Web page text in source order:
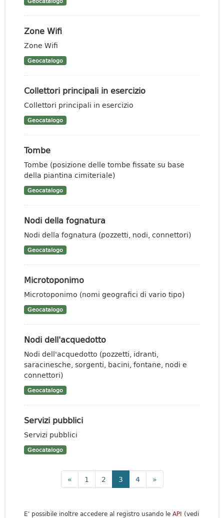
Zone Wifi
Zone Wifi
Geocatalogo
Collettori principali in esercizio
Collettori principali in esercizio
Geocatalogo
Tombe
Tombe (posizione delle tombe fissate su base
della piantina cimiteriale)
Geocatalogo
Nodi della fognatura
Nodi della fognatura (pozzetti, nodi, connettori)
Geocatalogo
Microtoponimo
Microtoponimo (nomi geografici di vario tipo)
Geocatalogo
Nodi dell'acquedotto
Nodi dell'acquedotto (pozzetti, idranti,
saracinesche, sorgenti, bacini, fontane, nodi e
connettori)
Geocatalogo
Servizi pubblici
Servizi pubblici
Geocatalogo
« 1 2 3 4 »
E' possibile inoltre accedere al registro usando le API (vedi